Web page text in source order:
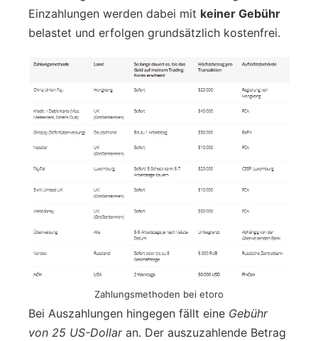
Einzahlungen werden dabei mit keiner Gebühr
belastet und erfolgen grundsätzlich kostenfrei.
Zahlungsmethoden bei etoro
Bei Auszahlungen hingegen fällt eine Gebühr
von 25 US-Dollaran. Der auszuzahlende Betrag